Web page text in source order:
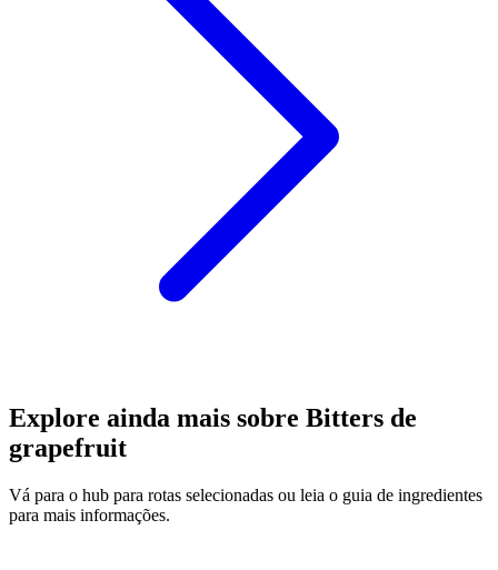
Explore ainda mais sobre Bitters de
grapefruit
Vá para o hub para rotas selecionadas ou leia o guia de ingredientes
para mais informações.